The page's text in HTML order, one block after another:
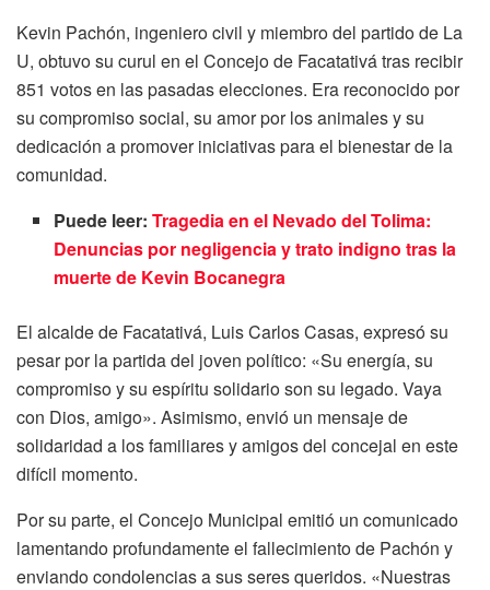
Kevin Pachón, ingeniero civil y miembro del partido de La
U, obtuvo su curul en el Concejo de Facatativá tras recibir
851 votos en las pasadas elecciones. Era reconocido por
su compromiso social, su amor por los animales y su
dedicación a promover iniciativas para el bienestar de la
comunidad.
Puede leer:Tragedia en el Nevado del Tolima:
Denuncias por negligencia y trato indigno tras la
muerte de Kevin Bocanegra
El alcalde de Facatativá, Luis Carlos Casas, expresó su
pesar por la partida del joven político: «Su energía, su
compromiso y su espíritu solidario son su legado. Vaya
con Dios, amigo». Asimismo, envió un mensaje de
solidaridad a los familiares y amigos del concejal en este
difícil momento.
Por su parte, el Concejo Municipal emitió un comunicado
lamentando profundamente el fallecimiento de Pachón y
enviando condolencias a sus seres queridos. «Nuestras